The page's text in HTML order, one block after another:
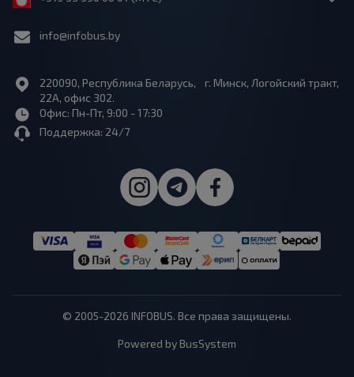
info@infobus.by
220090, Республика Беларусь, г. Минск, Логойский тракт,
22А, офис 302.
Офис: Пн-Пт, 9:00 - 17:30
Поддержка: 24/7
© 2005-2026 INFOBUS. Все права защищены.
Powered by BusSystem